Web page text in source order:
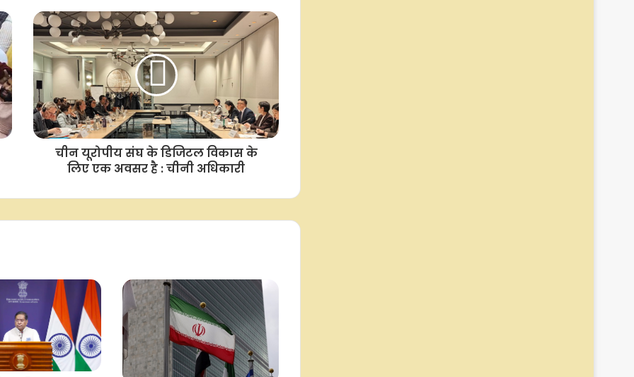
अमेरिका में भारत की स्वतंत्रता का जश्न,
मैसाचुसेट्स ने 15 अगस्त को 'इंडिया-डे'
घोषित किया
इजरायल की पहल पर प्रधानमंत्री मोदी और
नेतन्याहू की टेलीफोन वार्ता, पश्चिम एशिया
पर हुई चर्चा : एमईए
चीन यूरोपीय संघ के डिजिटल विकास के
लिए एक अवसर है : चीनी अधिकारी